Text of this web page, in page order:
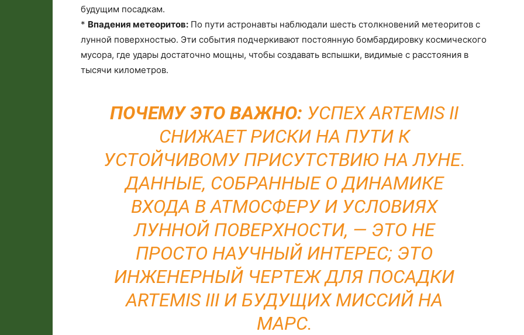
будущим посадкам.
* Впадения метеоритов: По пути астронавты наблюдали шесть столкновений метеоритов с
лунной поверхностью. Эти события подчеркивают постоянную бомбардировку космического
мусора, где удары достаточно мощны, чтобы создавать вспышки, видимые с расстояния в
тысячи километров.
ПОЧЕМУ ЭТО ВАЖНО: УСПЕХ ARTEMIS II
СНИЖАЕТ РИСКИ НА ПУТИ К
УСТОЙЧИВОМУ ПРИСУТСТВИЮ НА ЛУНЕ.
ДАННЫЕ, СОБРАННЫЕ О ДИНАМИКЕ
ВХОДА В АТМОСФЕРУ И УСЛОВИЯХ
ЛУННОЙ ПОВЕРХНОСТИ, — ЭТО НЕ
ПРОСТО НАУЧНЫЙ ИНТЕРЕС; ЭТО
ИНЖЕНЕРНЫЙ ЧЕРТЕЖ ДЛЯ ПОСАДКИ
ARTEMIS III И БУДУЩИХ МИССИЙ НА
МАРС.